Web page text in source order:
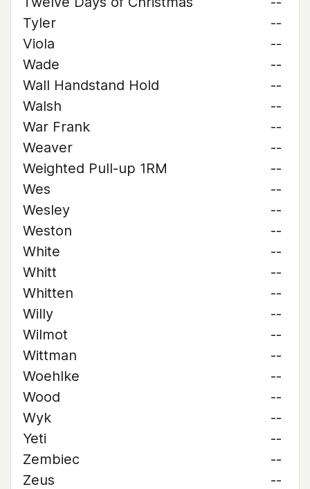
Tyler
--
Viola
--
Wade
--
Wall Handstand Hold
--
Walsh
--
War Frank
--
Weaver
--
Weighted Pull-up 1RM
--
Wes
--
Wesley
--
Weston
--
White
--
Whitt
--
Whitten
--
Willy
--
Wilmot
--
Wittman
--
Woehlke
--
Wood
--
Wyk
--
Yeti
--
Zembiec
--
Zeus
--